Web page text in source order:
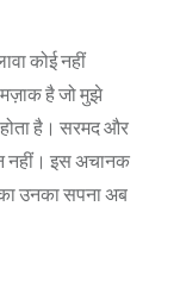
कोई नहीं
है जो मुझे
है। सरमद और
नहीं। इस अचानक
उनका सपना अब